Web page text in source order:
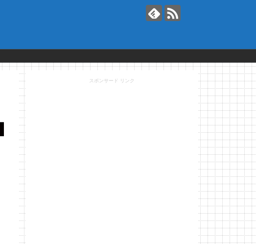
スポンサード リンク